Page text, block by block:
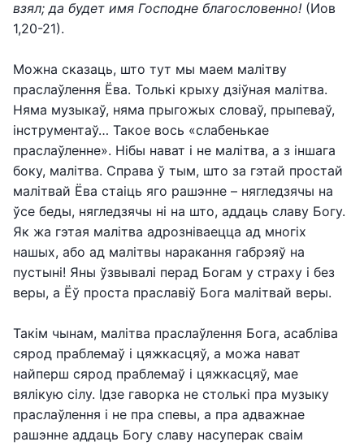
взял; да будет имя Господне благословенно! (Иов
1,20-21).
Можна сказаць, што тут мы маем малітву
праслаўлення Ёва. Толькі крыху дзіўная малітва.
Няма музыкаў, няма прыгожых словаў, прыпеваў,
інструментаў… Такое вось «слабенькае
праслаўленне». Нібы нават і не малітва, а з іншага
боку, малітва. Справа ў тым, што за гэтай простай
малітвай Ёва стаіць яго рашэнне – нягледзячы на
ўсе беды, нягледзячы ні на што, аддаць славу Богу.
Як жа гэтая малітва адрозніваецца ад многіх
нашых, або ад малітвы наракання габрэяў на
пустыні! Яны ўзвывалі перад Богам у страху і без
веры, а Ёў проста праславіў Бога малітвай веры.
Такім чынам, малітва праслаўлення Бога, асабліва
сярод праблемаў і цяжкасцяў, а можа нават
найперш сярод праблемаў і цяжкасцяў, мае
вялікую сілу. Ідзе гаворка не столькі пра музыку
праслаўлення і не пра спевы, а пра адважнае
рашэнне аддаць Богу славу насуперак сваім